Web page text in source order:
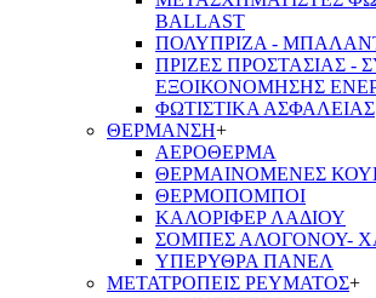
BALLAST
ΠΟΛΥΠΡΙΖΑ -
ΠΡΙΖΕΣ ΠΡΟΣΤΑΣΙΑΣ -
ΕΞΟΙΚΟΝΟΜΗΣΗΣ
ΦΩΤΙΣΤΙΚΑ ΑΣΦΑΛΕΙΑΣ
ΘΕΡΜΑΝΣΗ+
ΑΕΡΟΘΕΡΜΑ
ΘΕΡΜΑΙΝΟΜΕΝΕΣ
ΘΕΡΜΟΠΟΜΠΟΙ
ΚΑΛΟΡΙΦΕΡ ΛΑΔΙΟΥ
ΣΟΜΠΕΣ ΑΛΟΓΟΝΟΥ-
ΥΠΕΡΥΘΡΑ ΠΑΝΕΛ
ΜΕΤΑΤΡΟΠΕΙΣ ΡΕΥΜΑΤΟΣ+